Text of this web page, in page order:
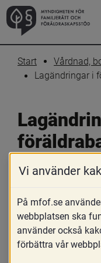
Start
Vårdnad,
Lagändringar i
Skriv ut
Riksdagen
lagändringar i
Vi använder
På mfof.se
webbplatsen ska
använder också
förbättra vår